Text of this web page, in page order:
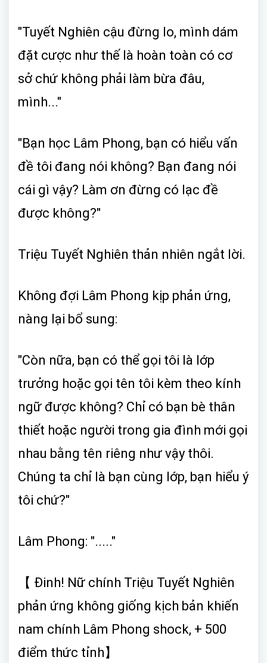
"Tuyết Nghiên cậu đừng lo, mình dám
đặt cược như thế là hoàn toàn có cơ
sở chứ không phải làm bừa đâu,
mình..."
"Bạn học Lâm Phong, bạn có hiểu vấn
đề tôi đang nói không? Bạn đang nói
cái gì vậy? Làm ơn đừng có lạc đề
được không?"
Triệu Tuyết Nghiên thản nhiên ngắt lời.
Không đợi Lâm Phong kịp phản ứng,
nàng lại bổ sung:
"Còn nữa, bạn có thể gọi tôi là lớp
trưởng hoặc gọi tên tôi kèm theo kính
ngữ được không? Chỉ có bạn bè thân
thiết hoặc người trong gia đình mới gọi
nhau bằng tên riêng như vậy thôi.
Chúng ta chỉ là bạn cùng lớp, bạn hiểu ý
tôi chứ?"
Lâm Phong: "....."
【 Đinh! Nữ chính Triệu Tuyết Nghiên
phản ứng không giống kịch bản khiến
nam chính Lâm Phong shock, + 500
điểm thức tỉnh】